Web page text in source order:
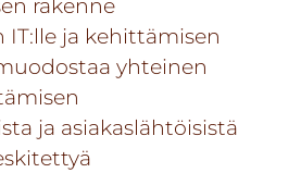
rakenne
ja kehittämisen
yhteinen
ja asiakaslähtöisistä